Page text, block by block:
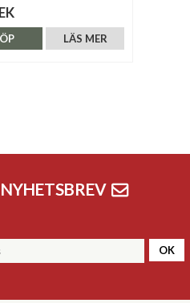
LÄS MER
NYHETSBREV
OK